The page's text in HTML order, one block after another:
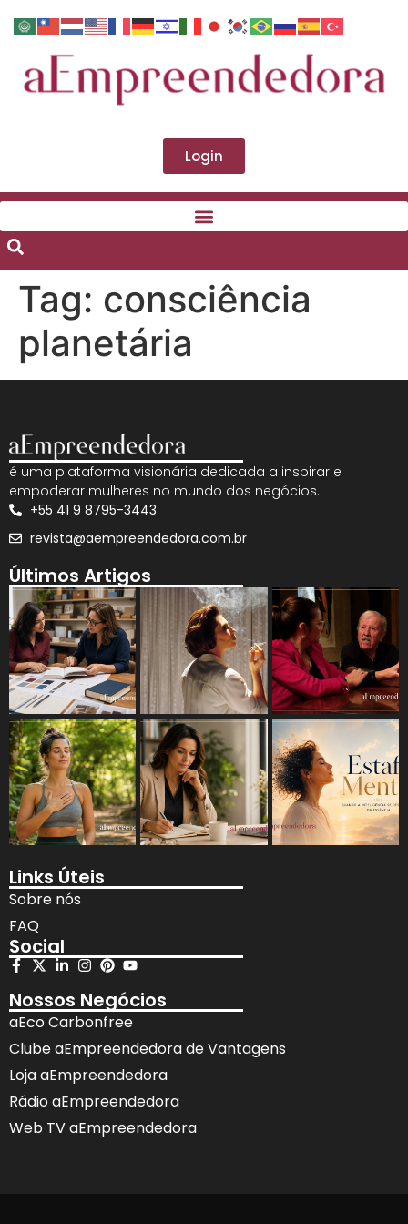
Login
Tag: consciência
planetária
é uma plataforma visionária dedicada a inspirar e
empoderar mulheres no mundo dos negócios.
+55 41 9 8795-3443
revista@aempreendedora.com.br
Últimos Artigos
Links Úteis
Sobre nós
FAQ
Social
Nossos Negócios
aEco Carbonfree
Clube aEmpreendedora de Vantagens
Loja aEmpreendedora
Rádio aEmpreendedora
Web TV aEmpreendedora